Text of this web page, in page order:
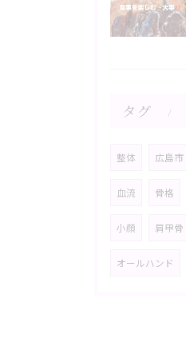
タグ
整体 広島市
血流 骨格
小顔 肩甲骨
オールハンド